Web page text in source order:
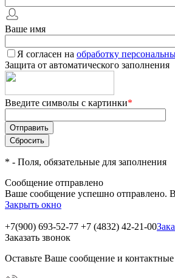
Ваше имя
Я согласен на обработку
Защита от автоматического заполнения
Введите символы с картинки*
* - Поля, обязательные для заполнения
Сообщение отправлено
Ваше сообщение успешно отправлено.
Закрыть окно
+7(900) 693-52-77 +7 (4832) 42-21-00
Заказать звонок
Оставьте Ваше сообщение и